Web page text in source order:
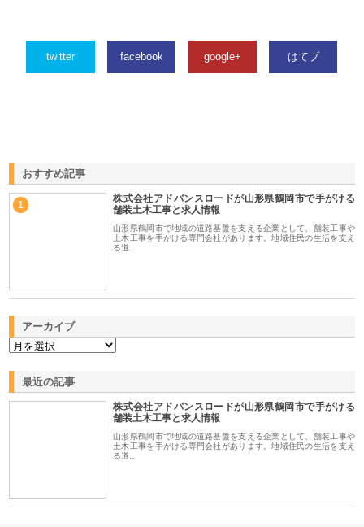
twitter facebook google+ はてブ
おすすめ記事
1
株式会社アドバンスロードが山形県鶴岡市で手がける
舗装土木工事と求人情報
山形県鶴岡市で地域の道路基盤を支える企業として、舗装工事や
土木工事を手がける専門会社があります。地域住民の生活を支え
る道…
アーカイブ
最近の記事
株式会社アドバンスロードが山形県鶴岡市で手がける
舗装土木工事と求人情報
山形県鶴岡市で地域の道路基盤を支える企業として、舗装工事や
土木工事を手がける専門会社があります。地域住民の生活を支え
る道…